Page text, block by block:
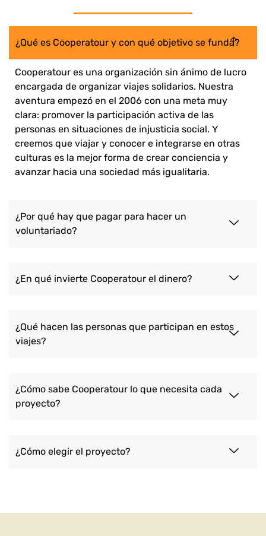
¿Qué es Cooperatour y con qué objetivo se funda?
Cooperatour es una organización sin ánimo de lucro
encargada de organizar viajes solidarios. Nuestra
aventura empezó en el 2006 con una meta muy
clara: promover la participación activa de las
personas en situaciones de injusticia social. Y
creemos que viajar y conocer e integrarse en otras
culturas es la mejor forma de crear conciencia y
avanzar hacia una sociedad más igualitaria.
¿Por qué hay que pagar para hacer un
voluntariado?
¿En qué invierte Cooperatour el dinero?
¿Qué hacen las personas que participan en estos
viajes?
¿Cómo sabe Cooperatour lo que necesita cada
proyecto?
¿Cómo elegir el proyecto?